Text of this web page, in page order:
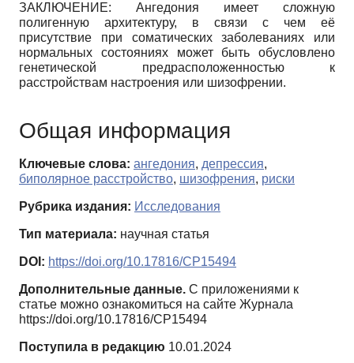
ЗАКЛЮЧЕНИЕ: Ангедония имеет сложную
полигенную архитектуру, в связи с чем её
присутствие при соматических заболеваниях или
нормальных состояниях может быть обусловлено
генетической предрасположенностью к
расстройствам настроения или шизофрении.
Общая информация
Ключевые слова: ангедония, депрессия,
биполярное расстройство, шизофрения, риски
Рубрика издания: Исследования
Тип материала: научная статья
DOI: https://doi.org/10.17816/CP15494
Дополнительные данные. С приложениями к
статье можно ознакомиться на сайте Журнала
https://doi.org/10.17816/CP15494
Поступила в редакцию 10.01.2024